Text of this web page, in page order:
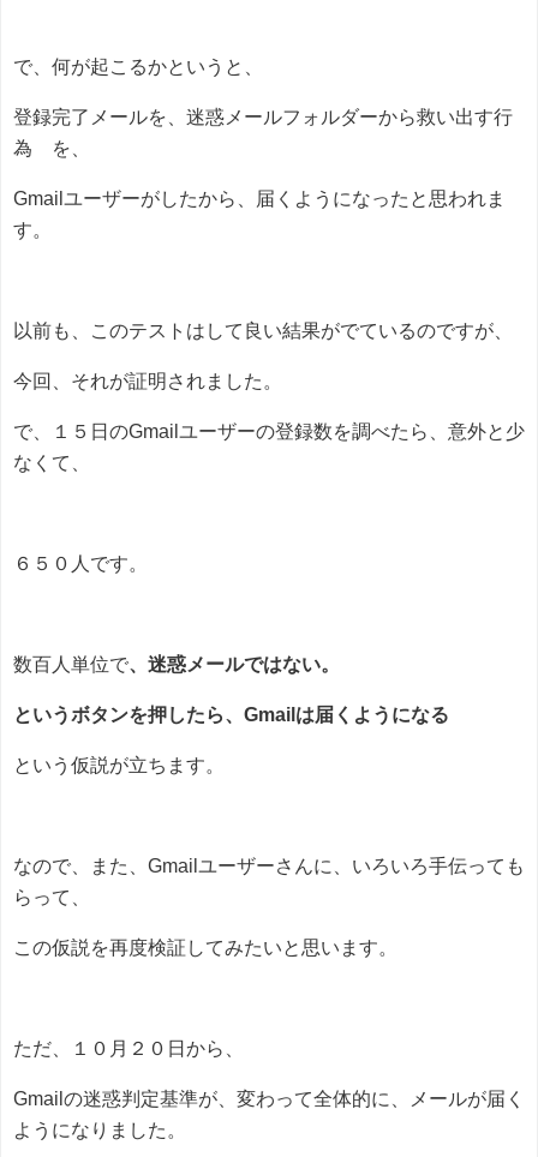
で、何が起こるかというと、
登録完了メールを、迷惑メールフォルダーから救い出す行
為 を、
Gmailユーザーがしたから、届くようになったと思われま
す。
以前も、このテストはして良い結果がでているのですが、
今回、それが証明されました。
で、１５日のGmailユーザーの登録数を調べたら、意外と少
なくて、
６５０人です。
数百人単位で、迷惑メールではない。
というボタンを押したら、Gmailは届くようになる
という仮説が立ちます。
なので、また、Gmailユーザーさんに、いろいろ手伝っても
らって、
この仮説を再度検証してみたいと思います。
ただ、１０月２０日から、
Gmailの迷惑判定基準が、変わって全体的に、メールが届く
ようになりました。